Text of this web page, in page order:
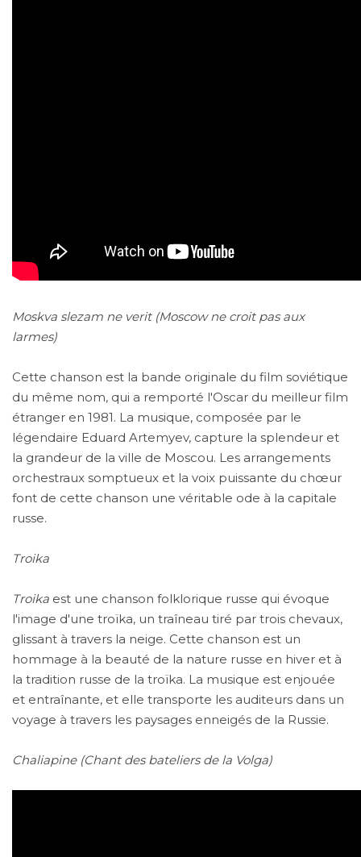
Moskva slezam ne verit (Moscow ne croit pas aux
larmes)
Cette chanson est la bande originale du film soviétique
du même nom, qui a remporté l'Oscar du meilleur film
étranger en 1981. La musique, composée par le
légendaire Eduard Artemyev, capture la splendeur et
la grandeur de la ville de Moscou. Les arrangements
orchestraux somptueux et la voix puissante du chœur
font de cette chanson une véritable ode à la capitale
russe.
Troika
Troika est une chanson folklorique russe qui évoque
l'image d'une troïka, un traîneau tiré par trois chevaux,
glissant à travers la neige. Cette chanson est un
hommage à la beauté de la nature russe en hiver et à
la tradition russe de la troïka. La musique est enjouée
et entraînante, et elle transporte les auditeurs dans un
voyage à travers les paysages enneigés de la Russie.
Chaliapine (Chant des bateliers de la Volga)